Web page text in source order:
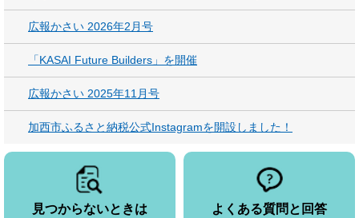
広報かさい 2026年2月号
「KASAI Future Builders」を開催
広報かさい 2025年11月号
加西市ふるさと納税公式Instagramを開設しました！
見つからないときは よくある質問と回答